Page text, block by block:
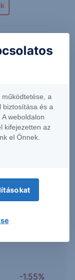
+0.59%
-0.71%
-1.55%
a
biztosítása és a
weboldalon
kifejezetten az
el Önnek.